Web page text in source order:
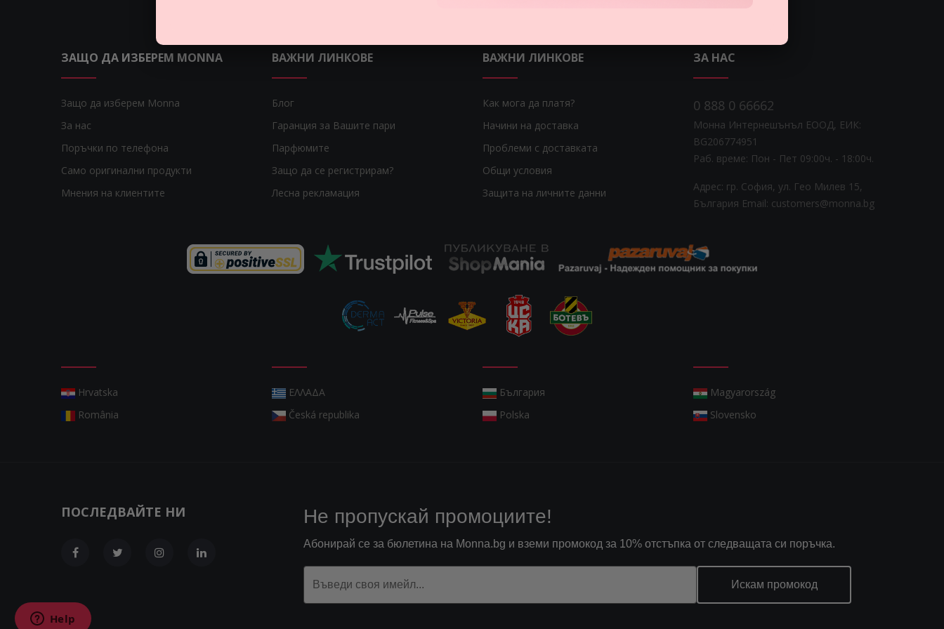
ЗАЩО ДА ИЗБЕРЕМ MONNA
Защо да изберем Monna
За нас
Поръчки по телефона
Само оригинални продукти
Мнения на клиентите
ВАЖНИ ЛИНКОВЕ
Блог
Гаранция за Вашите пари
Парфюмите
Защо да се регистрирам?
Лесна рекламация
ВАЖНИ ЛИНКОВЕ
Как мога да платя?
Начини на доставка
Проблеми с доставката
Общи условия
Защита на личните данни
ЗА НАС
0 888 0 66662
Монна Интернешънъл ЕООД, ЕИК:
BG206774951
Раб. време: Пoн - Пет 09:00ч. - 18:00ч.
Адрес: гр. София, ул. Гео Милев 15,
България Email: customers@monna.bg
Hrvatska
România
ΕΛΛΑΔΑ
Česká republika
България
Polska
Magyarország
Slovensko
ПОСЛЕДВАЙТЕ НИ Не пропускай промоциите!
Абонирай се за бюлетина на Monna.bg и вземи промокод за 10% отстъпка от следващата си поръчка.
Искам промокод